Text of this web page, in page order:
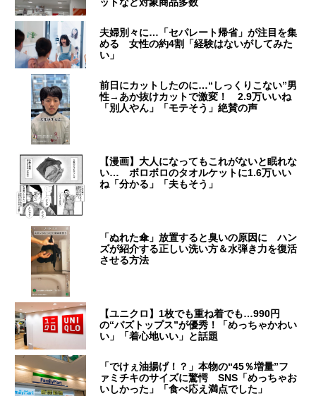
夫婦別々に…「セパレート帰省」が注目を集
める 女性の約4割「経験はないがしてみた
い」
前日にカットしたのに…“しっくりこない”男
性→あか抜けカットで激変！ 2.9万いいね
「別人やん」「モテそう」絶賛の声
【漫画】大人になってもこれがないと眠れな
い… ボロボロのタオルケットに1.6万いい
ね「分かる」「夫もそう」
「ぬれた傘」放置すると臭いの原因に ハン
ズが紹介する正しい洗い方＆水弾き力を復活
させる方法
【ユニクロ】1枚でも重ね着でも…990円
の“バズトップス”が優秀！「めっちゃかわい
い」「着心地いい」と話題
「でけぇ油揚げ！？」本物の“45％増量”フ
ァミチキのサイズに驚愕 SNS「めっちゃお
いしかった」「食べ応え満点でした」